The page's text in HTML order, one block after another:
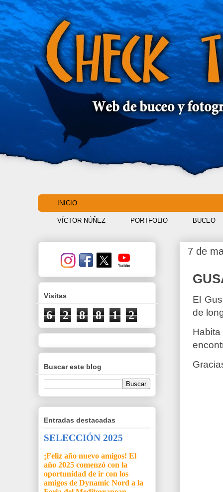
INICIO
VÍCTOR NÚÑEZ PORTFOLIO BUCEO
7 de
El
de
Visitas
6 2 8 8 1 2
Buscar este blog
Entradas destacadas
SELECCIÓN 2025
¡Feliz año nuevo amigos! El
año 2025 comenzó con la
oportunidad de ir con los
amigos de Dynamic Nord a la